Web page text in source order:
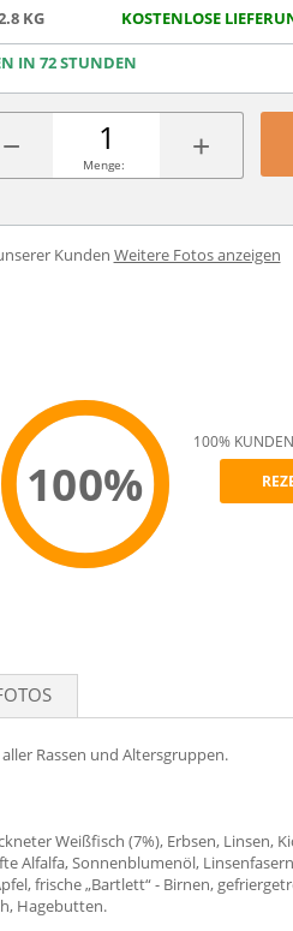
KG KOSTENLOSE
IN 72 STUNDEN
− +
Menge:
Kunden Weitere Fotos anzeigen
100%
Recommend
100%
Rassen und Altersgruppen.
Weißfisch (7%), Erbsen, Linsen,
Alfalfa, Sonnenblumenöl,
frische „Bartlett“ - Birnen,
Hagebutten.